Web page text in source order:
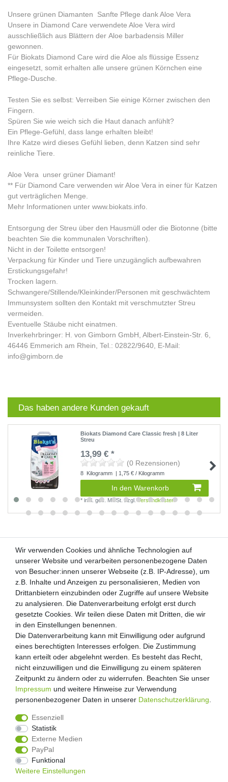
Unsere grünen Diamanten  Sanfte Pflege dank Aloe Vera
Unsere in Diamond Care verwendete Aloe Vera wird
ausschließlich aus Blättern der Aloe barbadensis Miller
gewonnen.
Für Biokats Diamond Care wird die Aloe als flüssige Essenz
eingesetzt, somit erhalten alle unsere grünen Körnchen eine
Pflege-Dusche.
Testen Sie es selbst: Verreiben Sie einige Körner zwischen den
Fingern.
Spüren Sie wie weich sich die Haut danach anfühlt?
Ein Pflege-Gefühl, dass lange erhalten bleibt!
Ihre Katze wird dieses Gefühl lieben, denn Katzen sind sehr
reinliche Tiere.
Aloe Vera  unser grüner Diamant!
** Für Diamond Care verwenden wir Aloe Vera in einer für Katzen
gut verträglichen Menge.
Mehr Informationen unter www.biokats.info.
Entsorgung der Streu über den Hausmüll oder die Biotonne (bitte
beachten Sie die kommunalen Vorschriften).
Nicht in der Toilette entsorgen!
Verpackung für Kinder und Tiere unzugänglich aufbewahren 
Erstickungsgefahr!
Trocken lagern.
Schwangere/Stillende/Kleinkinder/Personen mit geschwächtem
Immunsystem sollten den Kontakt mit verschmutzter Streu
vermeiden.
Eventuelle Stäube nicht einatmen.
Inverkehrbringer: H. von Gimborn GmbH, Albert-Einstein-Str. 6,
46446 Emmerich am Rhein, Tel.: 02822/9640, E-Mail:
info@gimborn.de
Das haben andere Kunden gekauft
Biokats Diamond Care Classic fresh | 8 Liter
Streu
13,99 € *
(0 Rezensionen)
8 Kilogramm | 1,75 € / Kilogramm
In den Warenkorb
*inkl. ges. MwSt. zzgl. Versandkosten
Kunden-Anfragen: info@zooheld.de
Über uns
Zahlung und Versand
Retouren
Zooheld Blog
Widerrufsrecht
Vertrag widerrufen
Geschäftsbedingungen
Impressum
Wir verwenden Cookies und ähnliche Technologien auf
unserer Website und verarbeiten personenbezogene Daten
von Besucher:innen unserer Webseite (z.B. IP-Adresse), um
z.B. Inhalte und Anzeigen zu personalisieren, Medien von
Drittanbietern einzubinden oder Zugriffe auf unsere Website
zu analysieren. Die Datenverarbeitung erfolgt erst durch
gesetzte Cookies. Wir teilen diese Daten mit Dritten, die wir
in den Einstellungen benennen.
Die Datenverarbeitung kann mit Einwilligung oder aufgrund
eines berechtigten Interesses erfolgen. Die Zustimmung
kann erteilt oder abgelehnt werden. Es besteht das Recht,
nicht einzuwilligen und die Einwilligung zu einem späteren
Zeitpunkt zu ändern oder zu widerrufen. Beachten Sie unser
Impressum und weitere Hinweise zur Verwendung
personenbezogener Daten in unserer Daten­schutz­erklärung
Essenziell
Statistik
Externe Medien
PayPal
Funktional
Weitere Einstellungen
Wir verwenden Cookies und ähnliche Technologien auf
unserer Website und verarbeiten personenbezogene Daten
von Besucher:innen unserer Webseite (z.B. IP-Adresse), um
z.B. Inhalte und Anzeigen zu personalisieren, Medien von
Drittanbietern einzubinden oder Zugriffe auf unsere Website
zu analysieren. Die Datenverarbeitung erfolgt erst durch
gesetzte Cookies. Wir teilen diese Daten mit Dritten, die wir
in den Einstellungen benennen.
Die Datenverarbeitung kann mit Einwilligung oder aufgrund
eines berechtigten Interesses erfolgen. Die Zustimmung
kann erteilt oder abgelehnt werden. Es besteht das Recht,
nicht einzuwilligen und die Einwilligung zu einem späteren
Zeitpunkt zu ändern oder zu widerrufen. Beachten Sie unser
Impressum und weitere Hinweise zur Verwendung
personenbezogener Daten in unserer Daten­schutz­erklärung
Essenziell
Statistik
Externe Medien
PayPal
Funktional
Weitere Einstellungen